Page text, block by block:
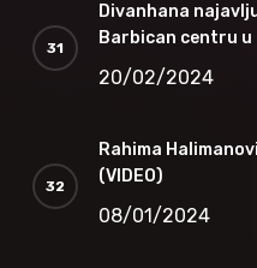
Divanhana
Barbican centru u
20/02/2024
Rahima
(VIDEO)
08/01/2024